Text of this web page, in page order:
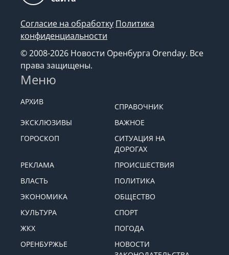
Согласие на обработку Политика
конфиденциальности
© 2008-2026 Новости Оренбурга Orenday. Все
права защищены.
Меню
АРХИВ
СПРАВОЧНИК
ЭКСКЛЮЗИВЫ
ВАЖНОЕ
ГОРОСКОП
СИТУАЦИЯ НА
ДОРОГАХ
РЕКЛАМА
ПРОИСШЕСТВИЯ
ВЛАСТЬ
ПОЛИТИКА
ЭКОНОМИКА
ОБЩЕСТВО
КУЛЬТУРА
СПОРТ
ЖКХ
ПОГОДА
ОРЕНБУРЖЬЕ
НОВОСТИ